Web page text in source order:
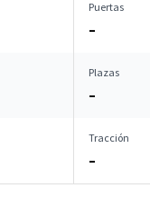
Puertas
–
Plazas
–
Tracción
–